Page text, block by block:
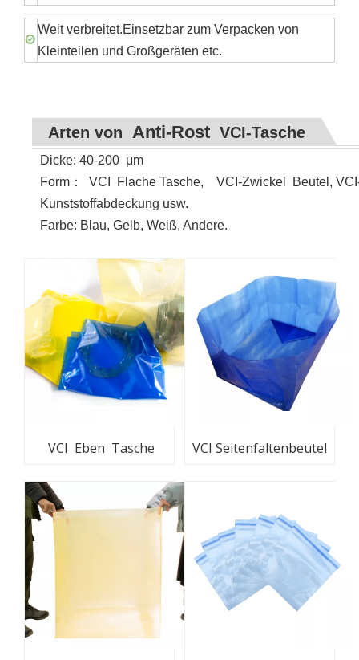
Weit verbreitet.Einsetzbar zum Verpacken von
Kleinteilen und Großgeräten etc.
Arten von Anti-Rost VCI-Tasche
Dicke: 40-200 μm
Form ： VCI
Flache Tasche, VCI-Zwickel Beutel,
Kunststoffabdeckung usw.
Farbe: Blau, Gelb, Weiß, Andere.
VCI Eben Tasche VCI Seitenfaltenbeutel